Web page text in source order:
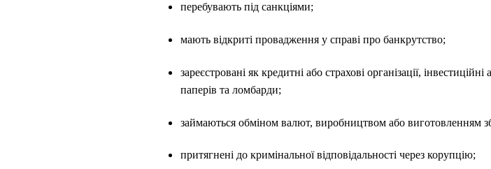
перебувають під санкціями;
мають відкриті провадження у справі про банкрутство;
зареєстровані як кредитні або страхові організації,
паперів та ломбарди;
займаються обміном валют, виробництвом або виготовленням
притягнені до кримінальної відповідальності через корупцію;